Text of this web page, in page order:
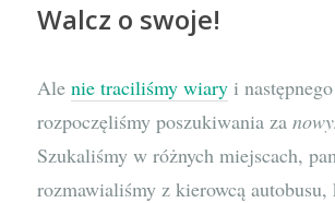
Walcz o swoje!
Alenie traciliśmy wiary i
rozpoczęliśmy poszukiwania za
Szukaliśmy w różnych miejscach,
rozmawialiśmy z kierowcą autobusu,